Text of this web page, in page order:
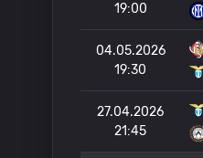
19:00
04.05.2026
19:30
27.04.2026
21:45